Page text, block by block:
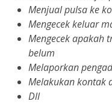
Menjual pulsa ke
Mengecek keluar
Mengecek apakah
belum
Melaporkan
Melakukan kontak
Dll